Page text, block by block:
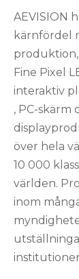
AEVISION
kärnfördel
Fine Pixel
interaktiv
, PC-skärm
över hela
10 000
världen.
inom